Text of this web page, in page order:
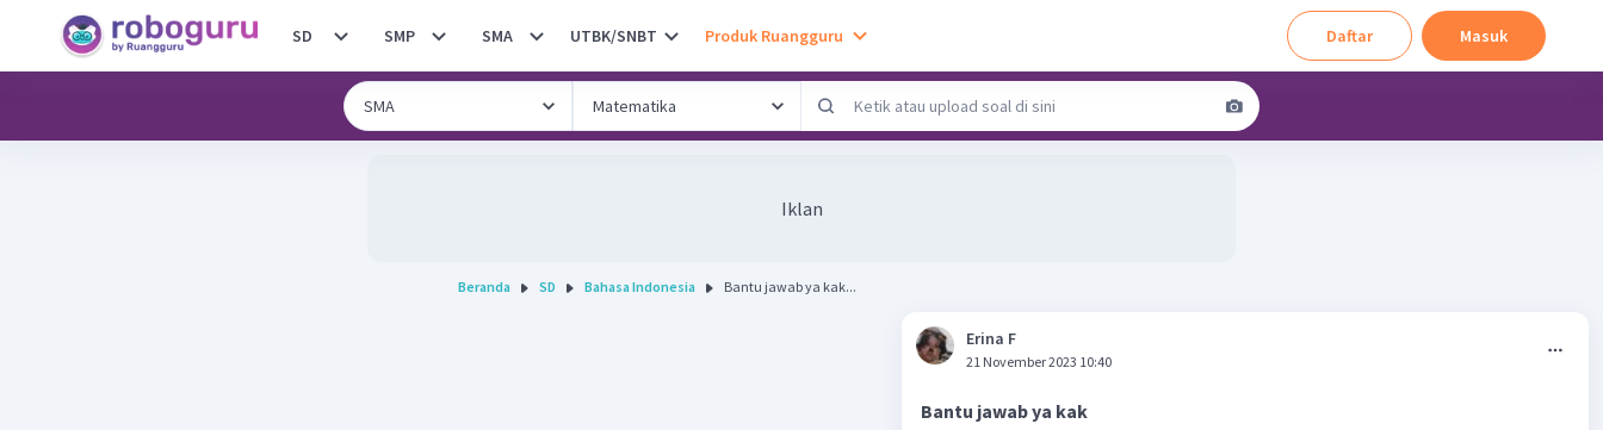
SD SMP SMA UTBK/SNBT Produk Ruangguru Daftar Masuk
Iklan
Beranda SD Bahasa Indonesia Bantu jawab ya kak...
Erina F
21 November 2023 10:40
Bantu jawab ya kak